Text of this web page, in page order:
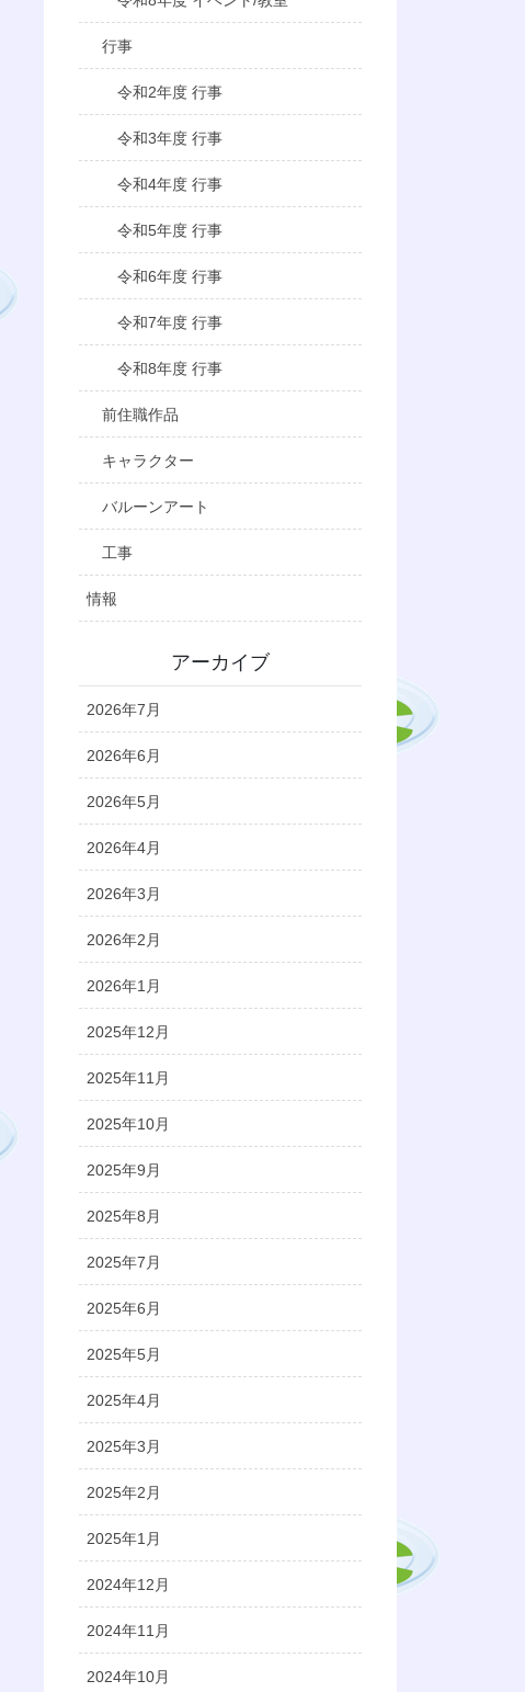
行事
令和2年度 行事
令和3年度 行事
令和4年度 行事
令和5年度 行事
令和6年度 行事
令和7年度 行事
令和8年度 行事
前住職作品
キャラクター
バルーンアート
工事
情報
アーカイブ
2026年7月
2026年6月
2026年5月
2026年4月
2026年3月
2026年2月
2026年1月
2025年12月
2025年11月
2025年10月
2025年9月
2025年8月
2025年7月
2025年6月
2025年5月
2025年4月
2025年3月
2025年2月
2025年1月
2024年12月
2024年11月
2024年10月